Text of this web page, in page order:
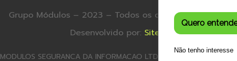
Quero
Não tenho interesse
Grupo Módulos – 2023 – Todos os direitos reservados.
Desenvolvido por: Site SA
MODULOS SEGURANCA DA INFORMACAO LTDA – 23.179.572/0001-85